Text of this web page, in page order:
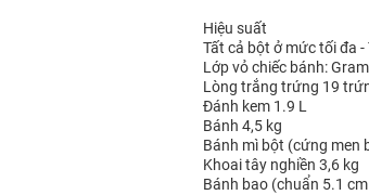
Hiệu suất
Tất cả bột ở mức tối đa
Lớp vỏ chiếc bánh:
Lòng trắng trứng 19
Đánh kem 1.9 L
Bánh 4,5 kg
Bánh mì bột (cứng men
Khoai tây nghiền 3,6 kg
Bánh bao (chuẩn 5.1